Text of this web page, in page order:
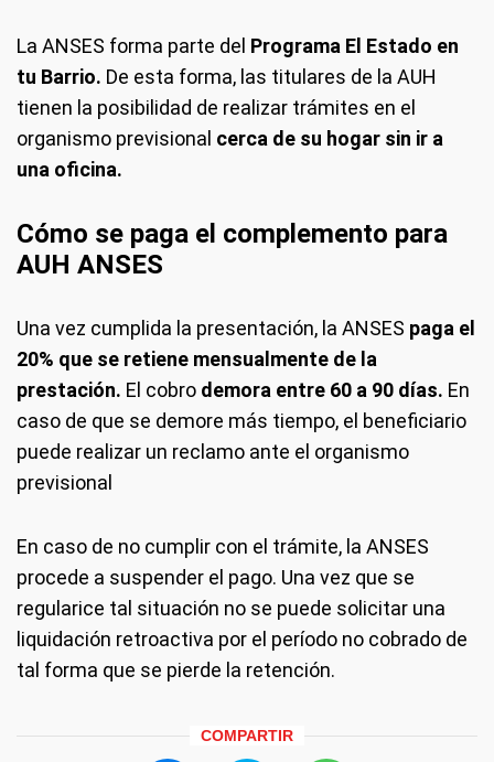
La ANSES forma parte del Programa El Estado en
tu Barrio. De esta forma, las titulares de la AUH
tienen la posibilidad de realizar trámites en el
organismo previsional cerca de su hogar sin ir a
una oficina.
Cómo se paga el complemento para
AUH ANSES
Una vez cumplida la presentación, la ANSES paga el
20% que se retiene mensualmente de la
prestación. El cobro demora entre 60 a 90 días. En
caso de que se demore más tiempo, el beneficiario
puede realizar un reclamo ante el organismo
previsional
En caso de no cumplir con el trámite, la ANSES
procede a suspender el pago. Una vez que se
regularice tal situación no se puede solicitar una
liquidación retroactiva por el período no cobrado de
tal forma que se pierde la retención.
COMPARTIR